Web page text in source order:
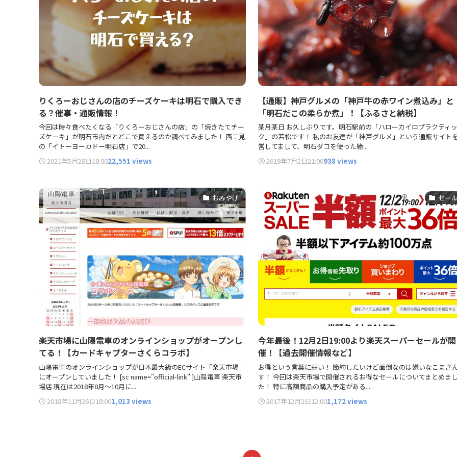
りくろーおじさんの店のチーズケーキは明石で購入でき
る？催事・通販情報！
今回は時々食べたくなる「りくろーおじさんの店」の「焼きたてチー
ズケーキ」が明石市内だとどこで買えるのか調べてみました！ 西二見
の「イトーヨーカドー明石店」で20...
2021年5月28日18:0022,551 views
【通販】神戸グルメの「神戸牛の赤ワイン煮込み」と
「明石だこの柔らか煮」！【ふるさと納税】
某月某日 お久しぶりです。明石駅前の「ハローカイロプラクティッ
ク」の若松です！ 私のお友達が「神戸グルメ」という通販サイト
営してまして、明石ダコを使った絶...
2019年7月2日21:00938 views
おみやげ
楽天市場に山陽電車のオンラインショップがオープンし
てる！【カードキャプターさくらコラボ】
山陽電車のオンラインショップが日本最大級のECサイト「楽天市場」
にオープンしていました！ [sc name="official-link" ]山陽電車 楽天市
場店 現在は2018年8月～10月に...
2018年11月26日18:001,013 views
セー
今年最後！12月2日19:00より楽天スーパーセールが開
催！【過去開催情報など】
お得という言葉に弱い！ 節約したいけど面倒なのは嫌いなこまさ
す！ 今回は楽天市場で開催されるお得なセールについてまとめま
た！ 特に高額商品の購入予定がある...
2017年12月2日12:001,172 views